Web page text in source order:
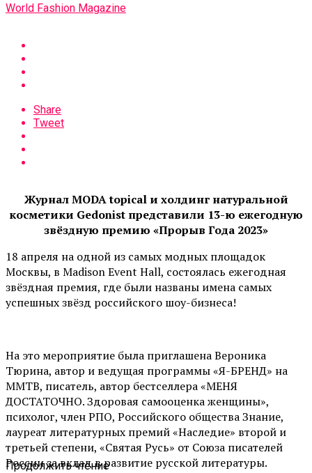
World Fashion Magazine
Share
Tweet
Журнал MODA topical и холдинг натуральной
косметики Gedonist представили 13-ю ежегодную
звёздную премию «Прорыв Года 2023»
18 апреля на одной из самых модных площадок
Москвы, в Madison Event Hall, состоялась ежегодная
звёздная премия, где были названы имена самых
успешных звёзд российского шоу-бизнеса!
На это мероприятие была приглашена Вероника
Тюрина, автор и ведущая программы «Я-БРЕНД» на
ММТВ, писатель, автор бестселлера «МЕНЯ
ДОСТАТОЧНО. Здоровая самооценка женщины»,
психолог, член РПО, Российского общества Знание,
лауреат литературных премий «Наследие» второй и
третьей степени, «Святая Русь» от Союза писателей
России за вклад в развитие русской литературы.
Продолжить чтение